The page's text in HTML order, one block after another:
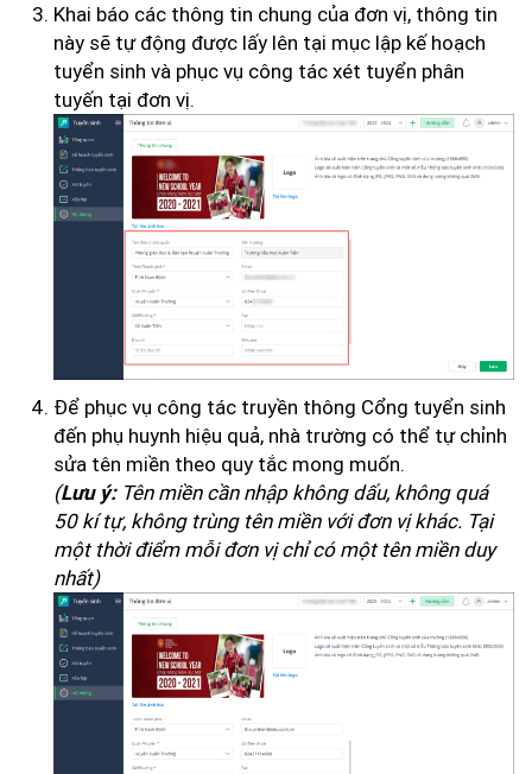
Khai báo các thông tin chung của đơn vị, thông tin
này sẽ tự động được lấy lên tại mục lập kế hoạch
tuyển sinh và phục vụ công tác xét tuyển phân
tuyến tại đơn vị.
Để phục vụ công tác truyền thông Cổng tuyển sinh
đến phụ huynh hiệu quả, nhà trường có thể tự chỉnh
sửa tên miền theo quy tắc mong muốn.
(Lưu ý:Tên miền cần nhập không dấu, không quá
50 kí tự, không trùng tên miền với đơn vị khác. Tại
một thời điểm mỗi đơn vị chỉ có một tên miền duy
nhất)